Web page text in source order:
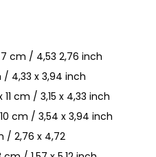
7 cm / 4,53 2,76 inch
/ 4,33 x 3,94 inch
11 cm / 3,15 x 4,33 inch
cm / 3,54 x 3,94 inch
/ 2,76 x 4,72